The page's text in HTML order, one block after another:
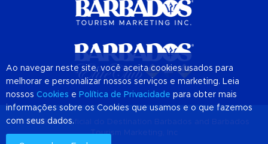
© 2026 Site Oficial do Destination
Tourism Marketing, Inc
Ao navegar neste site, você aceita cookies usados para
melhorar e personalizar nossos serviços e marketing. Leia
nossos Cookies e Política de Privacidade para obter mais
informações sobre os Cookies que usamos e o que fazemos
com seus dados.